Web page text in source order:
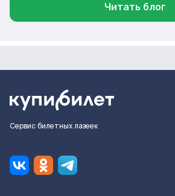
Читать блог
Сервис билетных лазеек